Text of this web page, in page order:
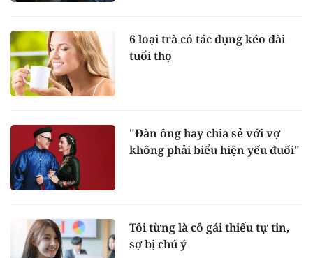
6 loại trà có tác dụng kéo dài
tuổi thọ
"Đàn ông hay chia sẻ với vợ
không phải biểu hiện yếu đuối"
Tôi từng là cô gái thiếu tự tin,
sợ bị chú ý